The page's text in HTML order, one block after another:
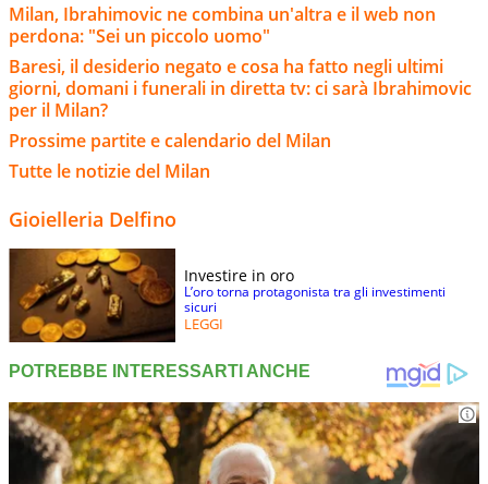
Milan, Ibrahimovic ne combina un'altra e il web non
perdona: "Sei un piccolo uomo"
Baresi, il desiderio negato e cosa ha fatto negli ultimi
giorni, domani i funerali in diretta tv: ci sarà Ibrahimovic
per il Milan?
Prossime partite e calendario del Milan
Tutte le notizie del Milan
Gioielleria Delfino
Investire in oro
L’oro torna protagonista tra gli investimenti
sicuri
LEGGI